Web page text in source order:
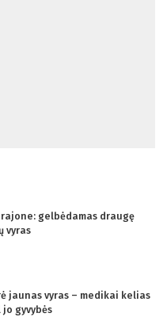
gelbėdamas draugę
vyras
jaunas vyras – medikai kelias
gyvybės